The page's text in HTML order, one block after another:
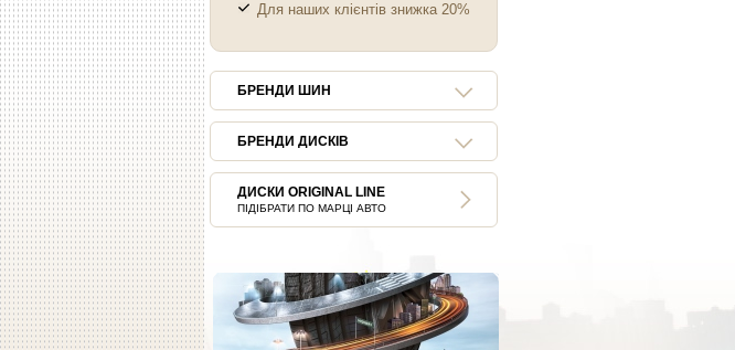
Для наших клієнтів знижка 20%
БРЕНДИ ШИН
БРЕНДИ ДИСКІВ
ДИСКИ ORIGINAL LINE
ПІДІБРАТИ ПО МАРЦІ АВТО